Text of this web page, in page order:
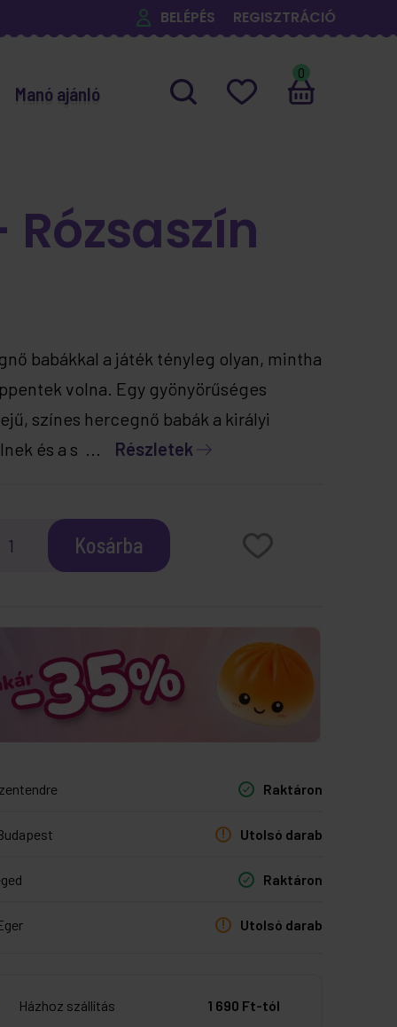
BELÉPÉS REGISZTRÁCIÓ
Manó ajánló
0
babákkal a játék tényleg olyan, mintha
volna. Egy gyönyörűséges
színes hercegnő babák a királyi
és a s ... Részletek
Kosárba
Raktáron
Utolsó darab
Raktáron
Utolsó darab
Házhoz szállítás 1 690 Ft-tól